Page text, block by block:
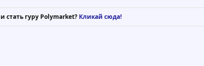
стать гуру Polymarket? Кликай сюда!